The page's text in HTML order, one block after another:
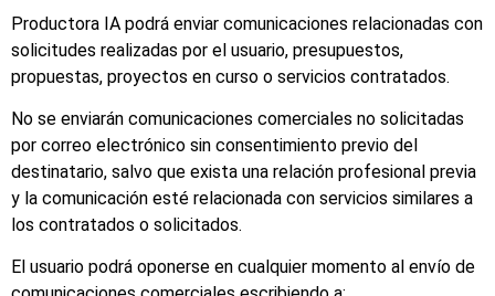
Productora IA podrá enviar comunicaciones relacionadas con
solicitudes realizadas por el usuario, presupuestos,
propuestas, proyectos en curso o servicios contratados.
No se enviarán comunicaciones comerciales no solicitadas
por correo electrónico sin consentimiento previo del
destinatario, salvo que exista una relación profesional previa
y la comunicación esté relacionada con servicios similares a
los contratados o solicitados.
El usuario podrá oponerse en cualquier momento al envío de